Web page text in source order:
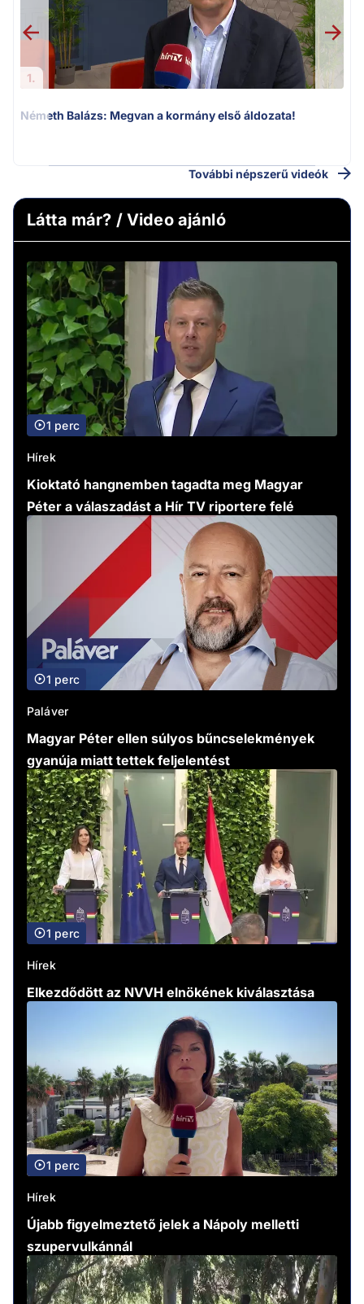
1.
Németh Balázs: Megvan a kormány első áldozata!
További népszerű videók
Látta már? / Video ajánló
1 perc
Hírek
Kioktató hangnemben tagadta meg Magyar
Péter a válaszadást a Hír TV riportere felé
1 perc
Paláver
Magyar Péter ellen súlyos bűncselekmények
gyanúja miatt tettek feljelentést
1 perc
Hírek
Elkezdődött az NVVH elnökének kiválasztása
1 perc
Hírek
Újabb figyelmeztető jelek a Nápoly melletti
szupervulkánnál